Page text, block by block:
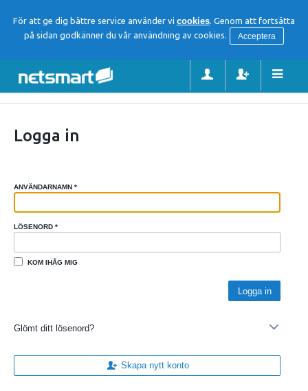
För att ge dig bättre service använder vi cookies. Genom att fortsätta
på sidan godkänner du vår användning av cookies.
Acceptera
Logga in
ANVÄNDARNAMN *
LÖSENORD *
KOM IHÅG MIG
Glömt ditt lösenord?
Skapa nytt konto